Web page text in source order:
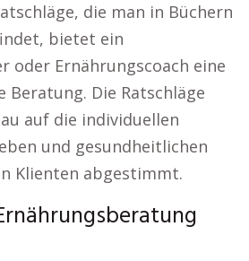
die man in Büchern
bietet ein
oder Ernährungscoach eine
Beratung. Die Ratschläge
auf die individuellen
und gesundheitlichen
Klienten abgestimmt.